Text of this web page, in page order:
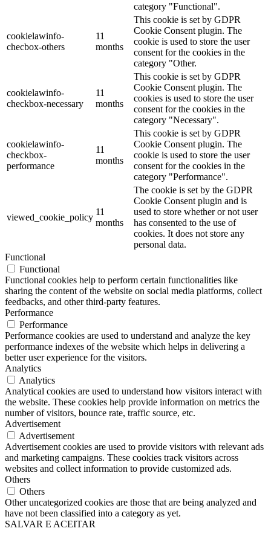
category "Functional".
cookielawinfo-
checbox-others
11
months
This cookie is set by GDPR
Cookie Consent plugin. The
cookie is used to store the user
consent for the cookies in the
category "Other.
cookielawinfo-
checkbox-necessary
11
months
This cookie is set by GDPR
Cookie Consent plugin. The
cookies is used to store the user
consent for the cookies in the
category "Necessary".
cookielawinfo-
checkbox-
performance
11
months
This cookie is set by GDPR
Cookie Consent plugin. The
cookie is used to store the user
consent for the cookies in the
category "Performance".
viewed_cookie_policy
11
months
The cookie is set by the GDPR
Cookie Consent plugin and is
used to store whether or not user
has consented to the use of
cookies. It does not store any
personal data.
Functional
Functional
Functional cookies help to perform certain functionalities like
sharing the content of the website on social media platforms, collect
feedbacks, and other third-party features.
Performance
Performance
Performance cookies are used to understand and analyze the key
performance indexes of the website which helps in delivering a
better user experience for the visitors.
Analytics
Analytics
Analytical cookies are used to understand how visitors interact with
the website. These cookies help provide information on metrics the
number of visitors, bounce rate, traffic source, etc.
Advertisement
Advertisement
Advertisement cookies are used to provide visitors with relevant ads
and marketing campaigns. These cookies track visitors across
websites and collect information to provide customized ads.
Others
Others
Other uncategorized cookies are those that are being analyzed and
have not been classified into a category as yet.
SALVAR E ACEITAR